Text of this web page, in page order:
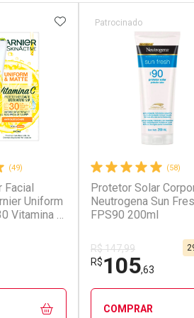
(49)
Facial
Uniform
Vitamina C
ADICIONAR AOS
(58)
Protetor Solar
Neutrogena Sun
FPS90 200ml
Patrocinado
R$ 147,99
R$105,63
COMPRAR